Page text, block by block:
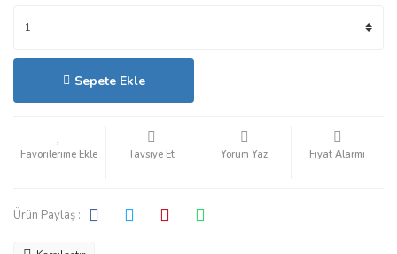
Sepete Ekle
Tavsiye Et Yorum Yaz Fiyat Alarmı
Ürün Paylaş :